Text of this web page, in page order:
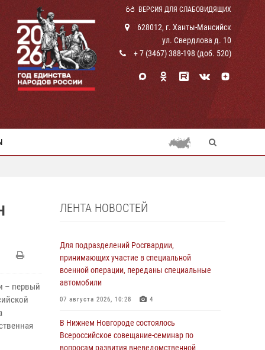
ВЕРСИЯ ДЛЯ СЛАБОВИДЯЩИХ
628012, г. Ханты-Мансийск
ул. Свердлова д. 10
+ 7 (3467) 388-198 (доб. 520)
– первый
ЛЕНТА НОВОСТЕЙ
Для подразделений Росгвардии,
принимающих участие в специальной
военной операции, переданы специальные
автомобили
07 августа 2026, 10:28 4
В Нижнем Новгороде состоялось
Всероссийское совещание-семинар по
вопросам развития вневедомственной